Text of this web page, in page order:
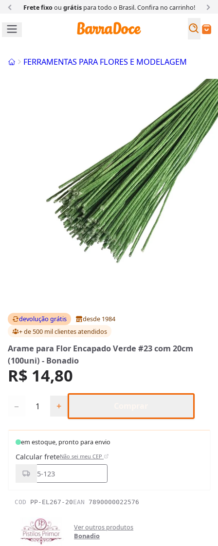
Frete fixoou grátispara todo o Brasil. Confira no carrinho!
Buscar
InícioFERRAMENTAS PARA FLORES E MODELAGEM
devolução grátis
desde 1984
+ de 500 mil clientesatendidos
Arame para Flor Encapado Verde #23 com 20cm
(100uni) - Bonadio
R$ 14,80
− +
em estoque, pronto para envio
Calcular freteNão sei meu CEP
COD PP-EL267-20EAN 7890000022576
Ver outros produtos
Bonadio